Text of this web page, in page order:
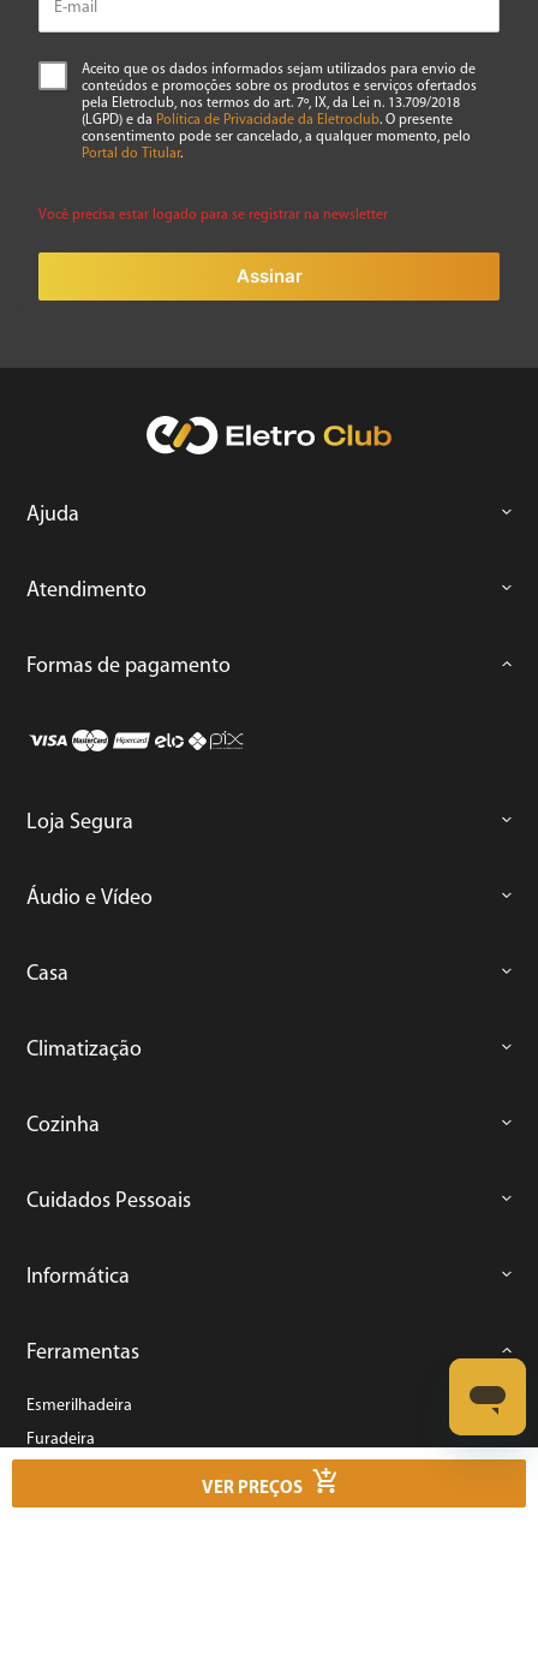
VER PREÇOS
Aceito que os dados informados sejam utilizados para envio de
conteúdos e promoções sobre os produtos e serviços ofertados
pela Eletroclub, nos termos do art. 7º, IX, da Lei n. 13.709/2018
(LGPD) e da Política de Privacidade da Eletroclub. O presente
consentimento pode ser cancelado, a qualquer momento, pelo
Portal do Titular.
Você precisa estar logado para se registrar na newsletter
Assinar
Ajuda
Atendimento
Formas de pagamento
Loja Segura
Áudio e Vídeo
Casa
Climatização
Cozinha
Cuidados Pessoais
Informática
Ferramentas
Esmerilhadeira
Furadeira
Martelete